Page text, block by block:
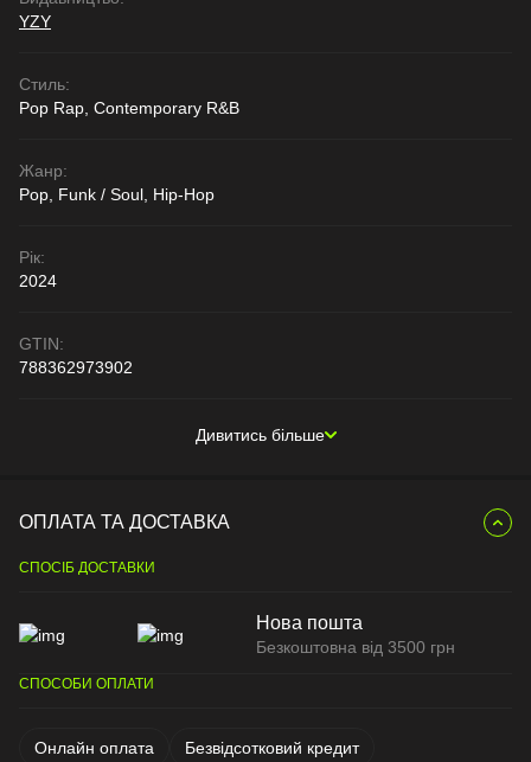
YZY
Стиль:
Pop Rap, Contemporary R&B
Жанр:
Pop, Funk / Soul, Hip-Hop
Рік:
2024
GTIN:
788362973902
Дивитись більше
ОПЛАТА ТА ДОСТАВКА
СПОСІБ ДОСТАВКИ
Нова пошта
Безкоштовна від 3500 грн
СПОСОБИ ОПЛАТИ
Онлайн оплата Безвідсотковий кредит